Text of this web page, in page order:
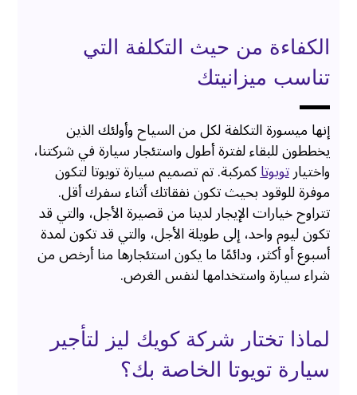
الكفاءة من حيث التكلفة التي
تناسب ميزانيتك
إنها ميسورة التكلفة لكل من السياح وأولئك الذين
يخططون للبقاء لفترة أطول واستئجار سيارة في شركتنا،
واختيارتويوتاكمركبة. تم تصميم سيارة تويوتا لتكون
موفرة للوقود بحيث تكون نفقاتك أثناء سفرك أقل.
تتراوح خيارات الإيجار لدينا من قصيرة الأجل، والتي قد
تكون ليوم واحد، إلى طويلة الأجل، والتي قد تكون لمدة
أسبوع أو أكثر، ودائمًا ما يكون استئجارها منا أرخص من
شراء سيارة واستخدامها لنفس الغرض.
لماذا تختار شركة كويك ليز لتأجير
سيارة تويوتا الخاصة بك؟